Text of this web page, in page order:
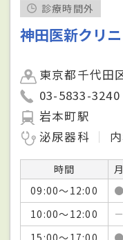
診療時間外
神田医新クリ
東京都千代田
03-5833-3240
岩本町駅
泌尿器科
時間 月
09:00～12:00
●
10:00～12:00
－